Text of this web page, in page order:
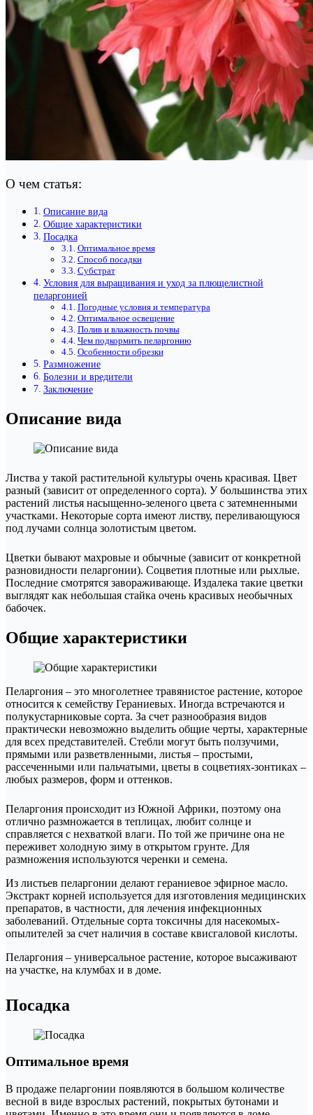
О чем статья:
Описание вида
Общие характеристики
Посадка
Оптимальное время
Способ посадки
Субстрат
Условия для выращивания и уход за плющелистной
пеларгонией
Погодные условия и температура
Оптимальное освещение
Полив и влажность почвы
Чем подкормить пеларгонию
Особенности обрезки
Размножение
Болезни и вредители
Заключение
Описание вида
Листва у такой растительной культуры очень красивая. Цвет
разный (зависит от определенного сорта). У большинства этих
растений листья насыщенно-зеленого цвета с затемненными
участками. Некоторые сорта имеют листву, переливающуюся
под лучами солнца золотистым цветом.
Цветки бывают махровые и обычные (зависит от конкретной
разновидности пеларгонии). Соцветия плотные или рыхлые.
Последние смотрятся завораживающе. Издалека такие цветки
выглядят как небольшая стайка очень красивых необычных
бабочек.
Общие характеристики
Пеларгония – это многолетнее травянистое растение, которое
относится к семейству Гераниевых. Иногда встречаются и
полукустарниковые сорта. За счет разнообразия видов
практически невозможно выделить общие черты, характерные
для всех представителей. Стебли могут быть ползучими,
прямыми или разветвленными, листья – простыми,
рассеченными или пальчатыми, цветы в соцветиях-зонтиках –
любых размеров, форм и оттенков.
Пеларгония происходит из Южной Африки, поэтому она
отлично размножается в теплицах, любит солнце и
справляется с нехваткой влаги. По той же причине она не
переживет холодную зиму в открытом грунте. Для
размножения используются черенки и семена.
Из листьев пеларгонии делают гераниевое эфирное масло.
Экстракт корней используется для изготовления медицинских
препаратов, в частности, для лечения инфекционных
заболеваний. Отдельные сорта токсичны для насекомых-
опылителей за счет наличия в составе квисгаловой кислоты.
Пеларгония – универсальное растение, которое высаживают
на участке, на клумбах и в доме.
Посадка
Оптимальное время
В продаже пеларгонии появляются в большом количестве
весной в виде взрослых растений, покрытых бутонами и